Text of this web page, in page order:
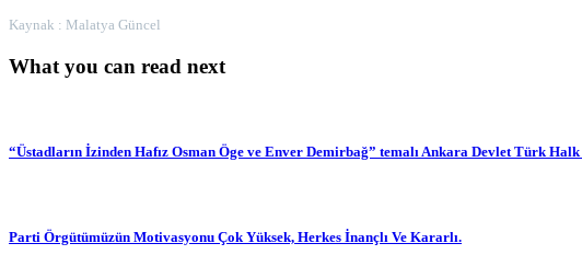
Kaynak : Malatya Güncel
What you can read next
“Üstadların İzinden Hafız Osman Öge ve Enver Demirbağ” temalı Ankara Devlet Türk
Parti Örgütümüzün Motivasyonu Çok Yüksek, Herkes İnançlı Ve Kararlı.